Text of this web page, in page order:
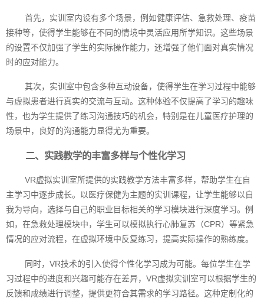
首先，实训室内设有多个场景，例如健康评估、急救处理、疫苗
接种等，使得学生能够在不同的情境中灵活应用所学知识。这些场景
的设置不仅加强了学生的实际操作能力，还增强了他们面对真实情况
时的应对能力。
其次，实训室中包含多种互动设备，使得学生在学习过程中能够
与虚拟患者进行真实的交流与互动。这种体验不仅提高了学习的趣味
性，也为学生提供了练习沟通技巧的机会，特别是在儿童医疗护理的
场景中，良好的沟通能力显得尤为重要。
二、实践教学的丰富多样与个性化学习
VR虚拟实训室所提供的实践教学方法丰富多样，帮助学生在自
主学习中逐步成长。以医疗保健为主题的实训课程，让学生能够以自
我为导向，选择与自己的职业目标相关的学习模块进行深度学习。例
如，在急救处理模块中，学生可以模拟执行心肺复苏（CPR）等紧急
情况的应对流程，在虚拟环境中反复练习，提高实际操作的熟练度。
同时，VR技术的引入使得个性化学习成为可能。每位学生在学
习过程中的进度和兴趣可能存在差异，VR虚拟实训室可以根据学生的
反馈和成绩进行调整，提供更符合其需求的学习路径。这种定制化的